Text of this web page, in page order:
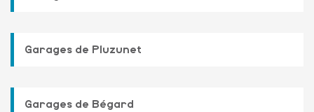
Garages de Pluzunet
Garages de Bégard